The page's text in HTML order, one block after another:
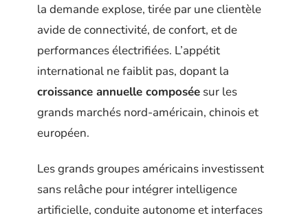
la demande explose, tirée par une clientèle
avide de connectivité, de confort, et de
performances électrifiées. L’appétit
international ne faiblit pas, dopant la
croissance annuelle composée sur les
grands marchés nord-américain, chinois et
européen.
Les grands groupes américains investissent
sans relâche pour intégrer intelligence
artificielle, conduite autonome et interfaces